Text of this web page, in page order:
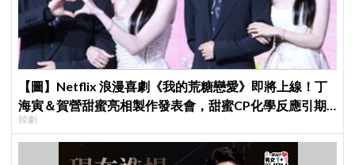
【圖】Netflix 浪漫喜劇《我的荒糖戀愛》即將上線！丁
海寅＆賀營甜蜜亮相製作發表會，甜蜜CP化學反應引期
待
韓劇